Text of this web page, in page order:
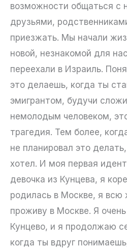
возможности общаться с
друзьями,
приезжать. Мы начали
новой, незнакомой для
переехали в Израиль.
это делаешь, когда ты
эмигрантом, будучи
немолодым человеком,
трагедия. Тем более,
не планировал это
хотел. И моя первая
девочка из Кунцева, я
родилась в Москве, я всю
проживу в Москве. Я
Кунцево, и я продолжаю
когда ты вдруг